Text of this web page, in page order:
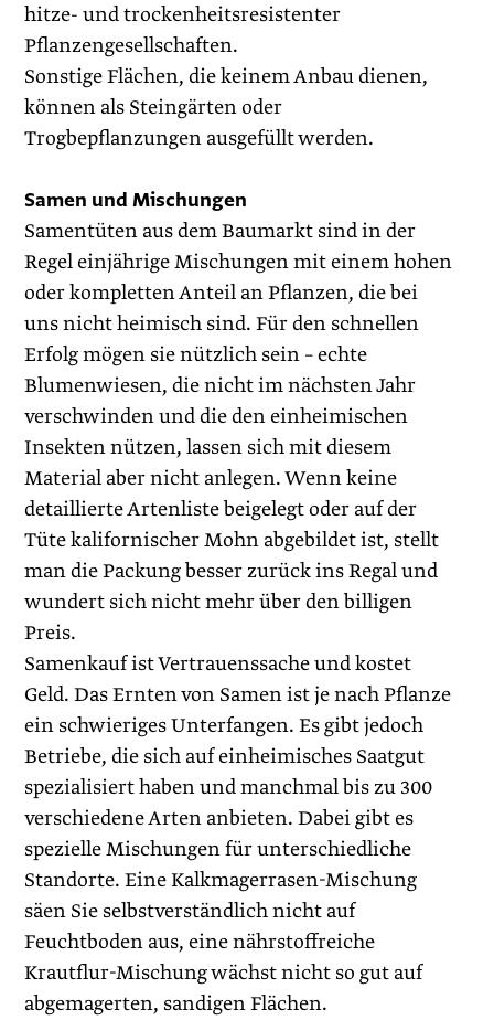
hitze- und trockenheitsresistenter
Pflanzengesellschaften.
Sonstige Flächen, die keinem Anbau dienen,
können als Steingärten oder
Trogbepflanzungen ausgefüllt werden.
Samen und Mischungen
Samentüten aus dem Baumarkt sind in der
Regel einjährige Mischungen mit einem hohen
oder kompletten Anteil an Pflanzen, die bei
uns nicht heimisch sind. Für den schnellen
Erfolg mögen sie nützlich sein – echte
Blumenwiesen, die nicht im nächsten Jahr
verschwinden und die den einheimischen
Insekten nützen, lassen sich mit diesem
Material aber nicht anlegen. Wenn keine
detaillierte Artenliste beigelegt oder auf der
Tüte kalifornischer Mohn abgebildet ist, stellt
man die Packung besser zurück ins Regal und
wundert sich nicht mehr über den billigen
Preis.
Samenkauf ist Vertrauenssache und kostet
Geld. Das Ernten von Samen ist je nach Pflanze
ein schwieriges Unterfangen. Es gibt jedoch
Betriebe, die sich auf einheimisches Saatgut
spezialisiert haben und manchmal bis zu 300
verschiedene Arten anbieten. Dabei gibt es
spezielle Mischungen für unterschiedliche
Standorte. Eine Kalkmagerrasen-Mischung
säen Sie selbstverständlich nicht auf
Feuchtboden aus, eine nährstoffreiche
Krautflur-Mischung wächst nicht so gut auf
abgemagerten, sandigen Flächen.